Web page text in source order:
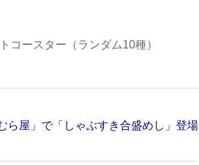
コースター（ランダム10種）
ら屋」で「しゃぶすき合盛めし」登場